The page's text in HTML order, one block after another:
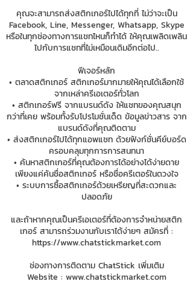
คุณจะสามารถส่งสติกเกอร์ไปได้ทุกที่ ไม่ว่าจะเป็น
Facebook, Line, Messenger, Whatsapp, Skype
หรือในทุกช่องทางการแชทไหนก็ทำได้ ให้คุณเพลิดเพลิน
ไปกับการแชทที่ไม่เหมือนเดิมอีกต่อไป..
ฟีเจอร์หลัก
• ตลาดสติกเกอร์ สติกเกอร์มากมายให้คุณได้เลือกใช้
จากเหล่าครีเอเตอร์ทั่วโลก
• สติกเกอร์ฟรี จากแบรนด์ดัง ให้แชทของคุณสนุก
กว่าที่เคย พร้อมทั้งรับโปรโมชั่นเด็ด ข้อมูลข่าวสาร จาก
แบรนด์ดังที่คุณติดตาม
• ส่งสติกเกอร์ไปได้ทุกแอพแชท ด้วยฟังก์ชั่นคีย์บอร์ด
ครอบคลุมทุกการการสนทนา
• ค้นหาสติกเกอร์ที่คุณต้องการได้อย่างได้ง่ายดาย
เพียงแค่ค้นชื่อสติกเกอร์ หรือชื่อครีเตอร์ในดวงใจ
• ระบบการซื้อสติกเกอร์ด้วยเหรียญที่สะดวกและ
ปลอดภัย
และถ้าหากคุณเป็นครีเอเตอร์ที่ต้องการจำหน่ายสติก
เกอร์ สามารถร่วมงานกับเราได้ง่ายๆ สมัครที่ :
https://www.chatstickmarket.com
ช่องทางการติดตาม ChatStick เพิ่มเติม
Website : www.chatstickmarket.com